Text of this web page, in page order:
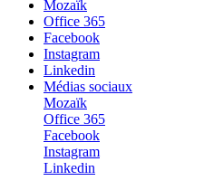
Mozaïk
Office 365
Facebook
Instagram
Linkedin
Médias sociaux
Mozaïk
Office 365
Facebook
Instagram
Linkedin